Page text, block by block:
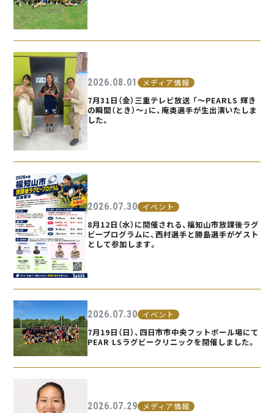
2026.08.01 メディア情報
7月31日（金）三重テレビ放送 「〜PEARLS 輝き
の瞬間（とき）〜」に、庵奥選手が生出演いたしま
した。
2026.07.30 イベント
8月12日（水）に開催される、福知山市放課後ラグ
ビープログラムに、西村選手と勝島選手がゲスト
として参加します。
2026.07.30 イベント
7月19日（日）、四日市市中央フットボール場にて
PEAR LSラグビークリニックを開催しました。
2026.07.29 メディア情報